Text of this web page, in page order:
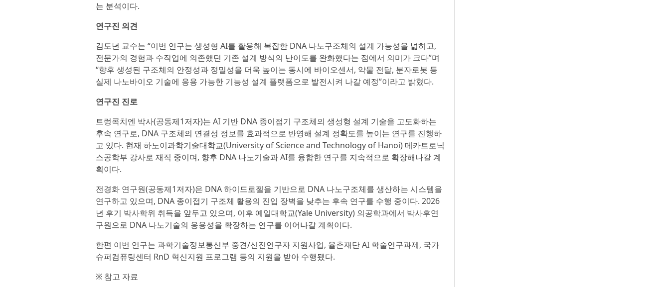
는 분석이다.
연구진 의견
김도년 교수는 “이번 연구는 생성형 AI를 활용해 복잡한 DNA 나노구조체의 설계 가능성을 넓히고,
전문가의 경험과 수작업에 의존했던 기존 설계 방식의 난이도를 완화했다는 점에서 의미가 크다”며
“향후 생성된 구조체의 안정성과 정밀성을 더욱 높이는 동시에 바이오센서, 약물 전달, 분자로봇 등
실제 나노바이오 기술에 응용 가능한 기능성 설계 플랫폼으로 발전시켜 나갈 예정”이라고 밝혔다.
연구진 진로
트렁콕치엔 박사(공동제1저자)는 AI 기반 DNA 종이접기 구조체의 생성형 설계 기술을 고도화하는
후속 연구로, DNA 구조체의 연결성 정보를 효과적으로 반영해 설계 정확도를 높이는 연구를 진행하
고 있다. 현재 하노이과학기술대학교(University of Science and Technology of Hanoi) 메카트로닉
스공학부 강사로 재직 중이며, 향후 DNA 나노기술과 AI를 융합한 연구를 지속적으로 확장해나갈 계
획이다.
전경화 연구원(공동제1저자)은 DNA 하이드로젤을 기반으로 DNA 나노구조체를 생산하는 시스템을
연구하고 있으며, DNA 종이접기 구조체 활용의 진입 장벽을 낮추는 후속 연구를 수행 중이다. 2026
년 후기 박사학위 취득을 앞두고 있으며, 이후 예일대학교(Yale University) 의공학과에서 박사후연
구원으로 DNA 나노기술의 응용성을 확장하는 연구를 이어나갈 계획이다.
한편 이번 연구는 과학기술정보통신부 중견/신진연구자 지원사업, 율촌재단 AI 학술연구과제, 국가
슈퍼컴퓨팅센터 RnD 혁신지원 프로그램 등의 지원을 받아 수행됐다.
※ 참고 자료